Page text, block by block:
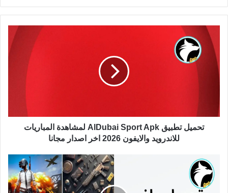
تحميل تطبيق AlDubai Sport Apk لمشاهدة المباريات
للاندرويد والايفون 2026 اخر اصدار مجانا